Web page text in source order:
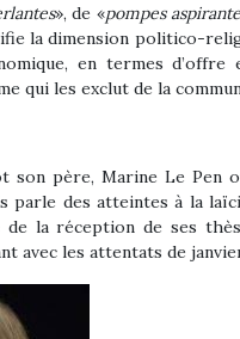
», de «pompes
la dimension politico-
en termes
qui les exclut de la
père, Marine Le Pen
parle des atteintes à la
de la réception de ses
avec les attentats de